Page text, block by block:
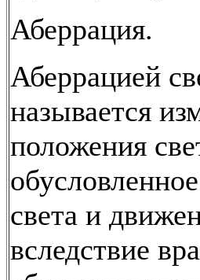
Аберрация.
Аберрацией
называется
положения
света и
вследствие